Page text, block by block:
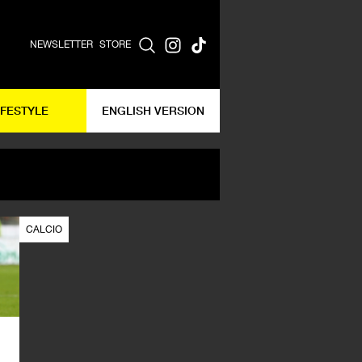
NEWSLETTER STORE
ENGLISH VERSION
CALCIO